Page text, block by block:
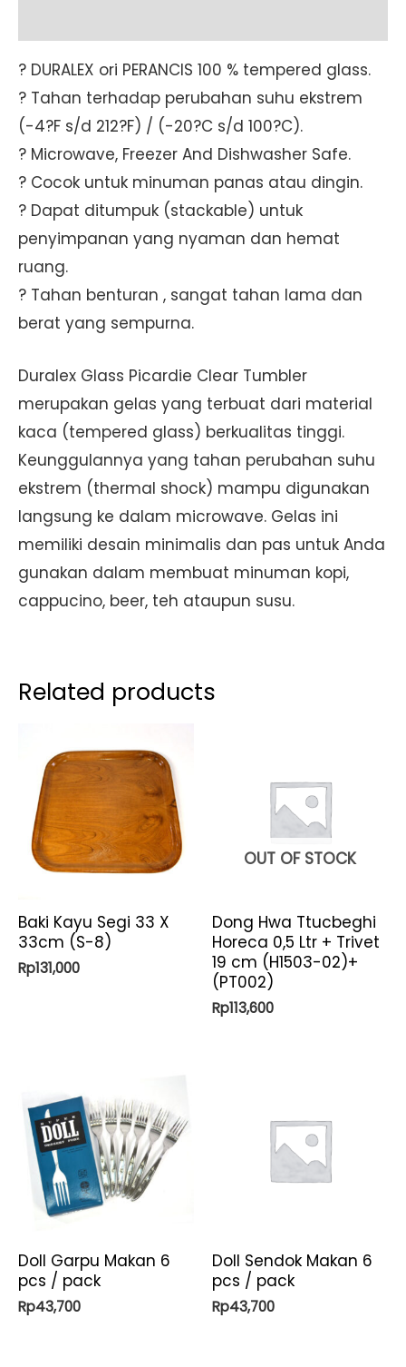
? DURALEX ori PERANCIS 100 % tempered glass.
? Tahan terhadap perubahan suhu ekstrem
(-4?F s/d 212?F) / (-20?C s/d 100?C).
? Microwave, Freezer And Dishwasher Safe.
? Cocok untuk minuman panas atau dingin.
? Dapat ditumpuk (stackable) untuk
penyimpanan yang nyaman dan hemat
ruang.
? Tahan benturan , sangat tahan lama dan
berat yang sempurna.
Duralex Glass Picardie Clear Tumbler
merupakan gelas yang terbuat dari material
kaca (tempered glass) berkualitas tinggi.
Keunggulannya yang tahan perubahan suhu
ekstrem (thermal shock) mampu digunakan
langsung ke dalam microwave. Gelas ini
memiliki desain minimalis dan pas untuk Anda
gunakan dalam membuat minuman kopi,
cappucino, beer, teh ataupun susu.
Related products
Baki Kayu Segi 33 X
33cm (S-8)
Rp131,000
OUT OF STOCK
Dong Hwa Ttucbeghi
Horeca 0,5 Ltr + Trivet
19 cm (H1503-02)+
(PT002)
Rp113,600
Doll Garpu Makan 6
pcs / pack
Rp43,700
Doll Sendok Makan 6
pcs / pack
Rp43,700